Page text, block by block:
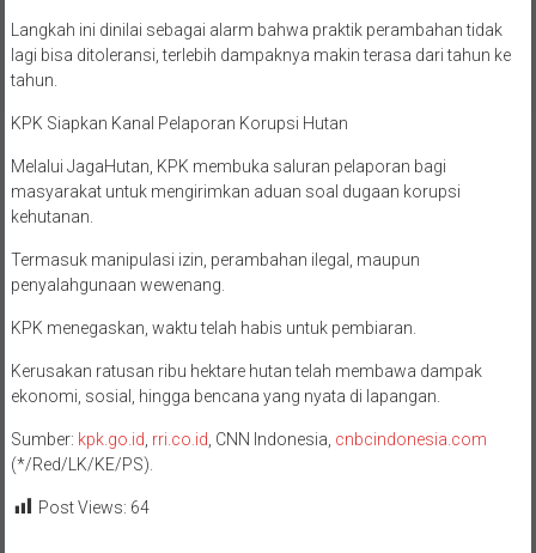
Langkah ini dinilai sebagai alarm bahwa praktik perambahan tidak
lagi bisa ditoleransi, terlebih dampaknya makin terasa dari tahun ke
tahun.
KPK Siapkan Kanal Pelaporan Korupsi Hutan
Melalui JagaHutan, KPK membuka saluran pelaporan bagi
masyarakat untuk mengirimkan aduan soal dugaan korupsi
kehutanan.
Termasuk manipulasi izin, perambahan ilegal, maupun
penyalahgunaan wewenang.
KPK menegaskan, waktu telah habis untuk pembiaran.
Kerusakan ratusan ribu hektare hutan telah membawa dampak
ekonomi, sosial, hingga bencana yang nyata di lapangan.
Sumber: kpk.go.id rri.co.id , CNN Indonesia, cnbcindonesia.com
(*/Red/LK/KE/PS).
Post Views: 64